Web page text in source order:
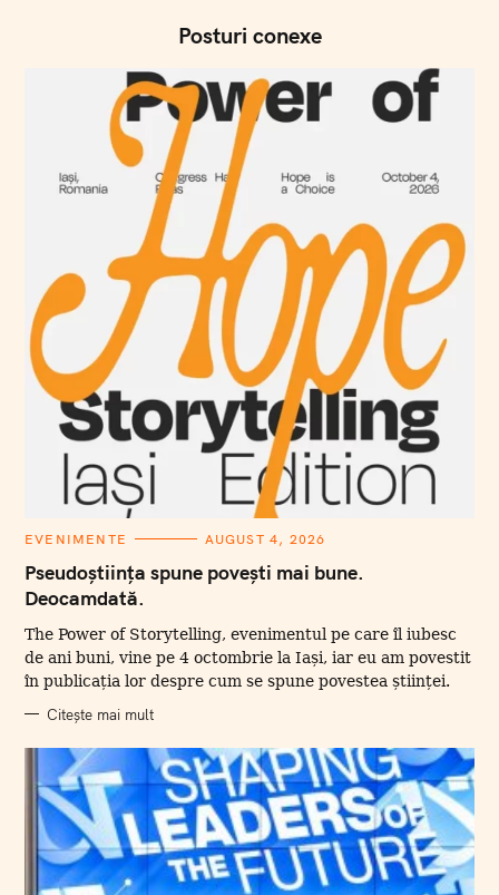
Posturi conexe
C
T
E
G
O
R
I
I
EVENIMENTE AUGUST 4, 2026
Pseudoștiința spune povești mai bune.
Deocamdată.
The Power of Storytelling, evenimentul pe care îl iubesc
de ani buni, vine pe 4 octombrie la Iași, iar eu am povestit
în publicația lor despre cum se spune povestea științei.
Citește mai mult
: